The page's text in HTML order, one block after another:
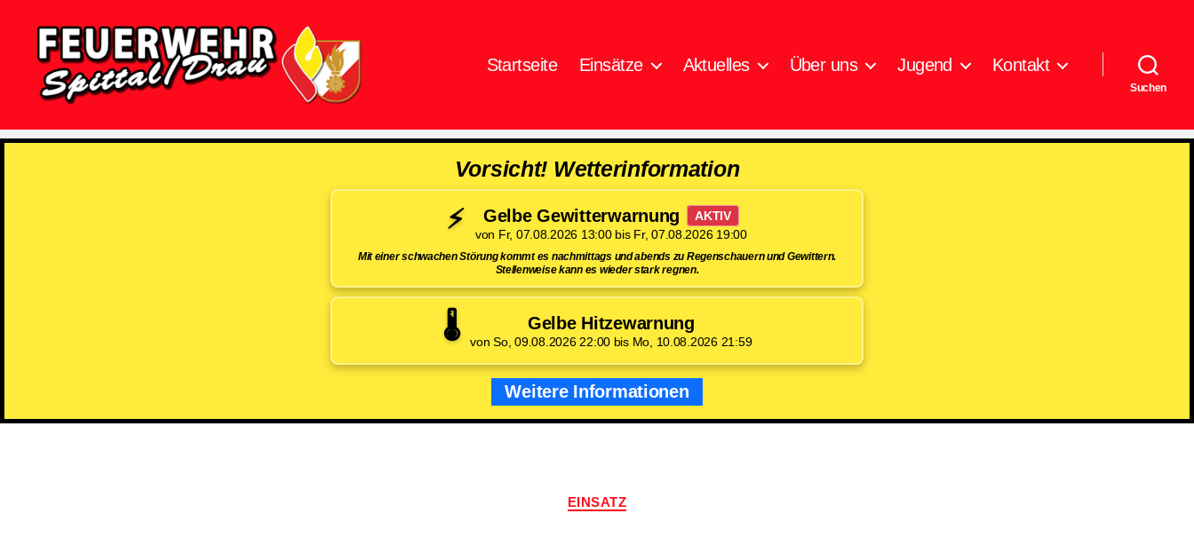
Spittal/Drau
Startseite Einsätze Aktuelles Über uns Jugend Kontakt
Suchen
Vorsicht! Wetterinformation
⚡ Gelbe Gewitterwarnung
AKTIV
von Fr, 07.08.2026 13:00 bis Fr, 07.08.2026 19:00
Mit einer schwachen Störung kommt es nachmittags und abends zu Regenschauern und Gewittern.
Stellenweise kann es wieder stark regnen.
🌡️ Gelbe Hitzewarnung
von So, 09.08.2026 22:00 bis Mo, 10.08.2026 21:59
Weitere Informationen
Kategorien
EINSATZ